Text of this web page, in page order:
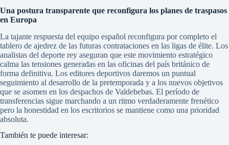
Una postura transparente que reconfigura los planes de traspasos
en Europa
La tajante respuesta del equipo español reconfigura por completo el
tablero de ajedrez de las futuras contrataciones en las ligas de élite. Los
analistas del deporte rey aseguran que este movimiento estratégico
calma las tensiones generadas en las oficinas del país británico de
forma definitiva. Los editores deportivos daremos un puntual
seguimiento al desarrollo de la pretemporada y a los nuevos objetivos
que se asomen en los despachos de Valdebebas. El período de
transferencias sigue marchando a un ritmo verdaderamente frenético
pero la honestidad en los escritorios se mantiene como una prioridad
absoluta.
También te puede interesar: